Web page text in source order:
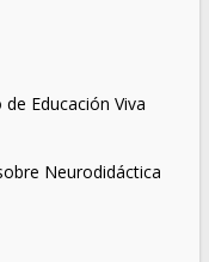
Educación Viva
Neurodidáctica